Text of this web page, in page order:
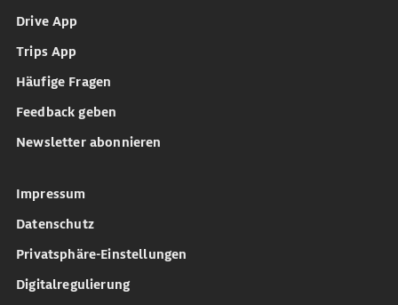
Drive App
Trips App
Häufige Fragen
Feedback geben
Newsletter abonnieren
Impressum
Datenschutz
Privatsphäre-Einstellungen
Digitalregulierung